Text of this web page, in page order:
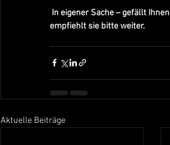
In eigener Sache – gefällt
empfiehlt sie bitte weiter.
Aktuelle Beiträge